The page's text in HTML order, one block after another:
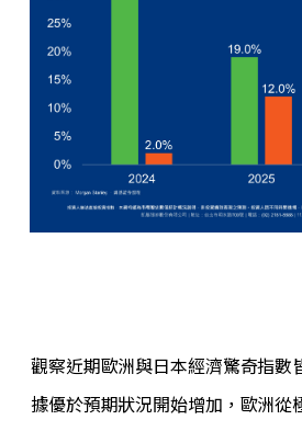
觀察近期歐洲與日本經濟驚奇指數
據優於預期狀況開始增加，歐洲從